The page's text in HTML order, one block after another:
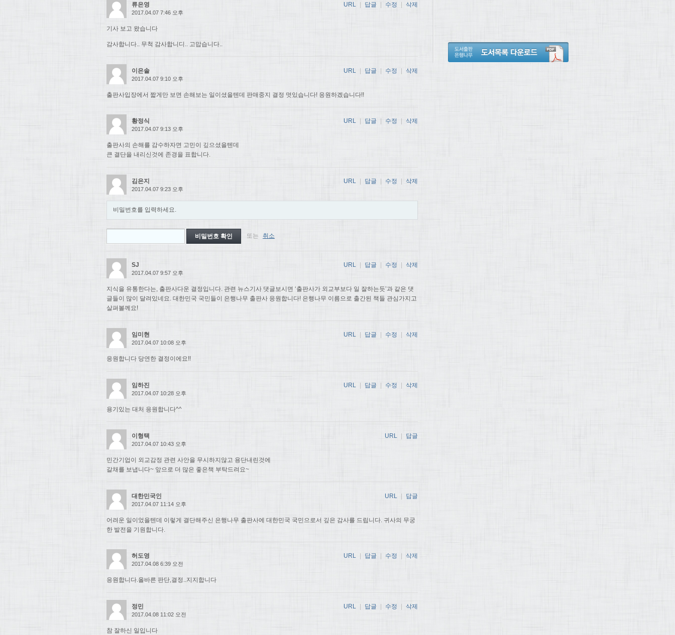
류은영
2017.04.07 7:46 오후
기사 보고 왔습니다
감사합니다.. 무척 감사합니디.. 고맙습니다..
URL 답글 수정 삭제
이은솔
2017.04.07 9:10 오후
출판사입장에서 짧게만 보면 손해보는 일이셨을텐데 판매중지 결정 멋있습니다! 응원하겠습니다!!
URL | 답글 | 수정 | 삭제
황정식
2017.04.07 9:13 오후
출판사의 손해를 감수하자면 고민이 깊으셨을텐데
큰 결단을 내리신것에 존경을 표합니다.
URL 답글 수정 삭제
김은지
2017.04.07 9:23 오후
비밀번호를 입력하세요.
또는 취소
URL 답글 수정 삭제
SJ
2017.04.07 9:57 오후
지식을 유통한다는, 출판사다운 결정입니다. 관련 뉴스기사 댓글보시면 ‘출판사가 외교부보다 일 잘하는듯’과 같은 댓
글들이 많이 달려있네요. 대한민국 국민들이 은행나무 출판사 응원합니다! 은행나무 이름으로 출간된 책들 관심가지고
살펴볼께요!
URL 답글 수정 삭제
임미현
2017.04.07 10:08 오후
응원합니다 당연한 결정이에요!!
URL 답글 수정 삭제
임하진
2017.04.07 10:28 오후
용기있는 대처 응원합니다^^
URL 답글 수정 삭제
이형택
2017.04.07 10:43 오후
민간기업이 외교감정 관련 사안을 무시하지않고 용단내린것에
갈채를 보냅니다~ 앞으로 더 많은 좋은책 부탁드려요~
URL | 답글
대한민국인
2017.04.07 11:14 오후
어려운 일이었을텐데 이렇게 결단해주신 은행나무 출판사에 대한민국 국민으로서 깊은 감사를 드립니다. 귀사의 무궁
한 발전을 기원합니다.
URL | 답글
허도영
2017.04.08 6:39 오전
응원합니다.올바른 판단,결정..지지합니다
URL 답글 수정 삭제
정민
2017.04.08 11:02 오전
참 잘하신 일입니다
URL 답글 수정 삭제